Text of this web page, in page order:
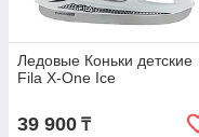
Ледовые Коньки детские
Fila X-One Ice
39 900 ₸